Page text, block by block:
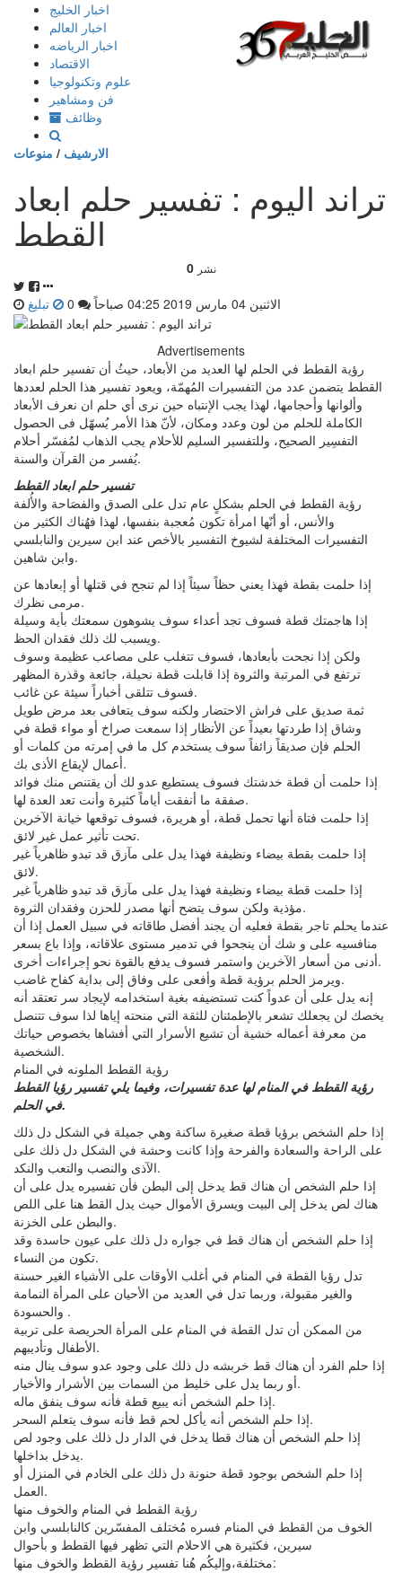
إذهب
المحتوى
اخبار الخليج
اخبار العالم
اخبار الرياضه
الاقتصاد
علوم وتكنولوجيا
فن ومشاهير
وظائف
الارشيف / منوعات
تراند اليوم : تفسير حلم ابعاد
القطط
0 نشر
الاثنين 04 مارس 2019 04:25 صباحاً تبليغ
Advertisements
رؤية القطط في الحلم لها العديد من الأبعاد، حيثُ أن تفسير حلم ابعاد
القطط يتضمن عدد من التفسيرات المُهمّة، ويعود تفسير هذا الحلم لعددها
وألوانها وأحجامها، لهذا يجب الإنتباه حين نرى أي حلم ان نعرف الأبعاد
الكاملة للحلم من لون وعدد ومكان، لأنّ هذا الأمر يُسهّل فى الحصول
التفسِير الصحيح، وللتفسير السليم للأحلام يجب الذهاب لمُفسّر أحلام
يُفسر من القرآن والسنة.
تفسير حلم ابعاد القطط
رؤية القطط في الحلم بشكلٍ عام تدل على الصدق والفصَاحة والأُلفة
والأنس، أو أنّها امرأة تكون مُعجبة بنفسها، لهذا فهُناك الكثير من
التفسيرات المختلفة لشيوخ التفسير بالأخص عند ابن سيرين والنابلسي
وابن شاهين.
إذا حلمت بقطة فهذا يعني حظاً سيئاً إذا لم تنجح في قتلها أو إبعادها عن
مرمى نظرك.
إذا هاجمتك قطة فسوف تجد أعداء سوف يشوهون سمعتك بأية وسيلة
ويسبب لك ذلك فقدان الحظ.
ولكن إذا نجحت بأبعادها، فسوف تتغلب على مصاعب عظيمة وسوف
ترتفع في المرتبة والثروة إذا قابلت قطة نحيلة، جائعة وقذرة المظهر
فسوف تتلقى أخباراً سيئة عن غائب.
ثمة صديق على فراش الاحتضار ولكنه سوف يتعافى بعد مرض طويل
وشاق إذا طردتها بعيداً عن الأنظار إذا سمعت صراخ أو مواء قطة في
الحلم فإن صديقاً زائفاً سوف يستخدم كل ما في إمرته من كلمات أو
أعمال لإيقاع الأذى بك.
إذا حلمت أن قطة خدشتك فسوف يستطيع عدو لك أن يقتنص منك فوائد
صفقة ما أنفقت أياماً كثيرة وأنت تعد العدة لها.
إذا حلمت فتاة أنها تحمل قطة، أو هريرة، فسوف توقعها خيانة الآخرين
تحت تأثير عمل غير لائق.
إذا حلمت بقطة بيضاء ونظيفة فهذا يدل على مآزق قد تبدو ظاهرياً غير
لائق.
إذا حلمت قطة بيضاء ونظيفة فهذا يدل على مآزق قد تبدو ظاهرياً غير
مؤذية ولكن سوف يتضح أنها مصدر للحزن وفقدان الثروة.
عندما يحلم تاجر بقطة فعليه أن يجند أفضل طاقاته في سبيل العمل إذا أن
منافسيه على و شك أن ينجحوا في تدمير مستوى علاقاته، وإذا باع بسعر
أدنى من أسعار الآخرين واستمر فسوف يدفع بالقوة نحو إجراءات أخرى.
ويرمز الحلم برؤية قطة وأفعى على وفاق إلى بداية كفاح غاضب.
إنه يدل على أن عدواً كنت تستضيفه بغية استخدامه لإيجاد سر تعتقد أنه
يخصك لن يجعلك تشعر بالإطمئنان للثقة التي منحته إياها لذا سوف تتنصل
من معرفة أعماله خشية أن تشيع الأسرار التي أفشاها بخصوص حياتك
الشخصية.
رؤية القطط الملونه في المنام
رؤية القطط في المنام لها عدة تفسيرات، وفيما يلي تفسير رؤيا القطط
في الحلم.
إذا حلم الشخص برؤيا قطة صغيرة ساكنة وهي جميلة في الشكل دل ذلك
على الراحة والسعادة والفرحة وإذا كانت وحشة في الشكل دل ذلك على
الآذى والنصب والتعب والنكد.
إذا حلم الشخص أن هناك قط يدخل إلى البطن فأن تفسيره يدل على أن
هناك لص يدخل إلى البيت ويسرق الأموال حيث يدل القط هنا على اللص
والبطن على الخزنة.
إذا حلم الشخص أن هناك قط في جواره دل ذلك على عيون حاسدة وقد
تكون من النساء.
تدل رؤيا القطة في المنام في أغلب الأوقات على الأشياء الغير حسنة
والغير مقبولة، وربما تدل في العديد من الأحيان على المرأة النمامة
والحسودة .
من الممكن أن تدل القطة في المنام على المرأة الحريصة على تربية
الأطفال وتأديبهم.
إذا حلم الفرد أن هناك قط خربشه دل ذلك على وجود عدو سوف ينال منه
أو ربما يدل على خليط من السمات بين الأشرار والأخيار.
إذا حلم الشخص أنه يبيع قطة فأنه سوف ينفق ماله.
إذا حلم الشخص أنه يأكل لحم قط فأنه سوف يتعلم السحر.
إذا حلم الشخص أن هناك قطا يدخل في الدار دل ذلك على وجود لص
يدخل بداخلها.
إذا حلم الشخص بوجود قطة حنونة دل ذلك على الخادم في المنزل أو
العمل.
رؤية القطط في المنام والخوف منها
الخوف من القطط في المنام فسره مُختلف المفسّرين كالنابلسي وابن
سيرين، فكثيرة هي الاحلام التي تظهر فيها القطط و بأحوال
مختلفة،وإليكُم هُنا تفسير رؤية القطط والخوف منها: